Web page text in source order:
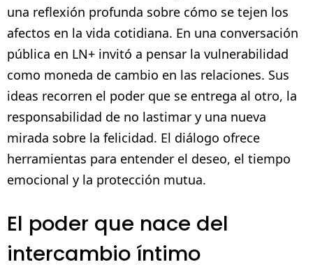
una reflexión profunda sobre cómo se tejen los
afectos en la vida cotidiana. En una conversación
pública en LN+ invitó a pensar la vulnerabilidad
como moneda de cambio en las relaciones. Sus
ideas recorren el poder que se entrega al otro, la
responsabilidad de no lastimar y una nueva
mirada sobre la felicidad. El diálogo ofrece
herramientas para entender el deseo, el tiempo
emocional y la protección mutua.
El poder que nace del
intercambio íntimo